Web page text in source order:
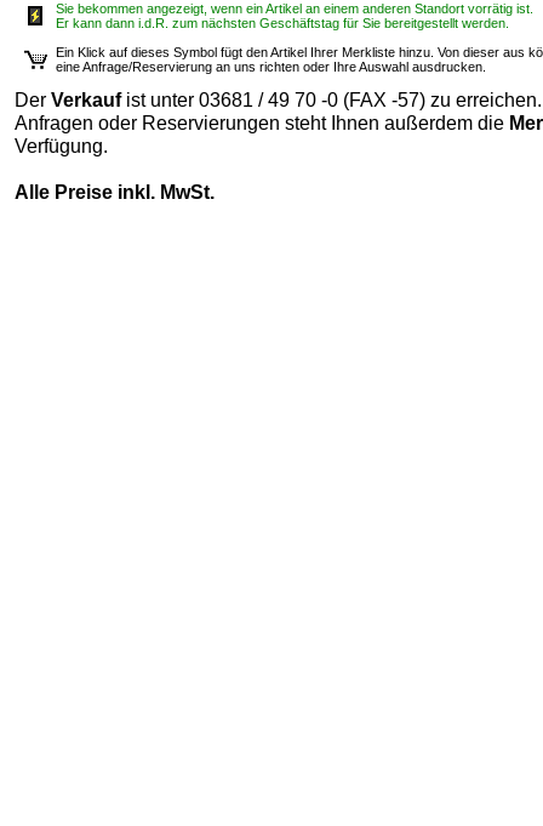
Sie bekommen angezeigt, wenn ein Artikel an einem anderen Standort vorrätig ist.
Er kann dann i.d.R. zum nächsten Geschäftstag für Sie bereitgestellt werden.
Ein Klick auf dieses Symbol fügt den Artikel Ihrer Merkliste hinzu. Von dieser aus
eine Anfrage/Reservierung an uns richten oder Ihre Auswahl ausdrucken.
Der Verkaufist unter 03681 / 49 70 -0 (FAX -57) zu
Anfragen oder Reservierungen steht Ihnen außerdem die
Verfügung.
Alle Preise inkl. MwSt.